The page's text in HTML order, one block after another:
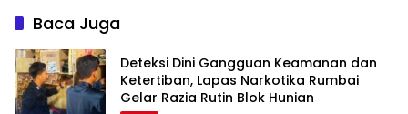
Baca Juga
Deteksi Dini Gangguan Keamanan dan
Ketertiban, Lapas Narkotika Rumbai
Gelar Razia Rutin Blok Hunian